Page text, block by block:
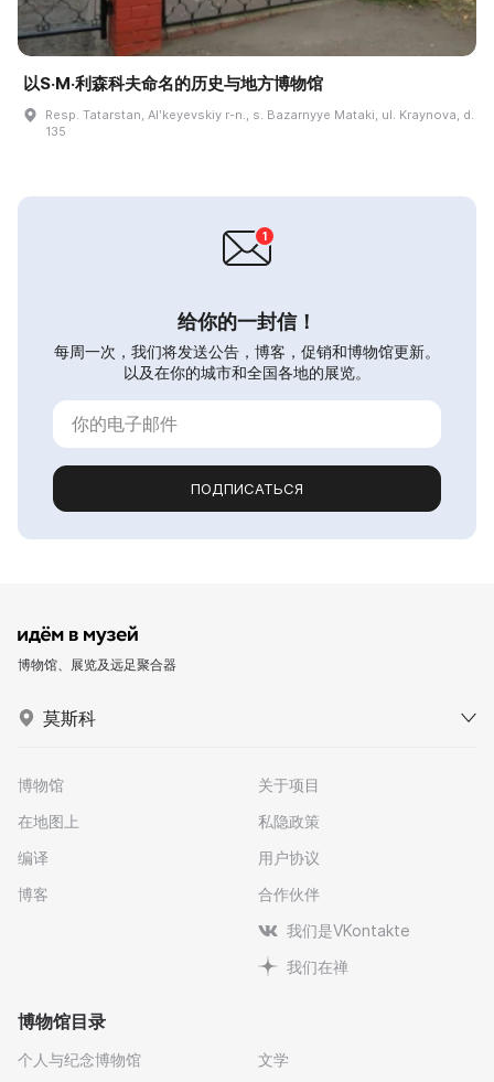
以S·M·利森科夫命名的历史与地方博物馆
Resp. Tatarstan, Alʹkeyevskiy r-n., s. Bazarnyye Mataki, ul. Kraynova, d.
135
给你的一封信！
每周一次，我们将发送公告，博客，促销和博物馆更新。
以及在你的城市和全国各地的展览。
ПОДПИСАТЬСЯ
博物馆、展览及远足聚合器
莫斯科
博物馆
在地图上
编译
博客
关于项目
私隐政策
用户协议
合作伙伴
我们是VKontakte
我们在禅
博物馆目录
个人与纪念博物馆 文学